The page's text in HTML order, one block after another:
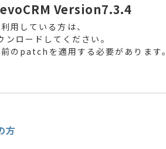
Version7.3.4
用している方は、
ロードしてください。
patchを適用する必要があります。
方